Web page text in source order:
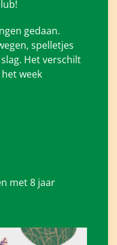
gedaan.
spelletjes
Het verschilt
week
met 8 jaar